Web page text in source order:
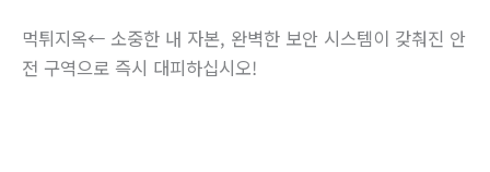
먹튀지옥← 소중한 내 자본, 완벽한 보안 시스템이 갖춰진 안
전 구역으로 즉시 대피하십시오!